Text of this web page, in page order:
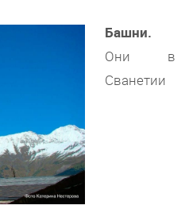
Башни.
Они в
Сванетии